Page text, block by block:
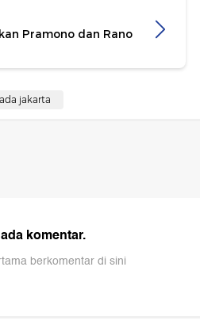
Pramono dan Rano
jakarta
komentar.
berkomentar di sini